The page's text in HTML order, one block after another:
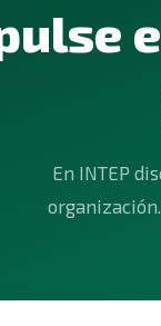
En INTEP